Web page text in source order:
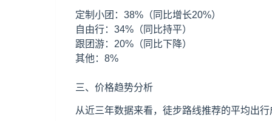
定制小团：38%（同比增长20%）
自由行：34%（同比持平）
跟团游：20%（同比下降）
其他：8%
三、价格趋势分析
从近三年数据来看，徒步路线推荐的平均出行